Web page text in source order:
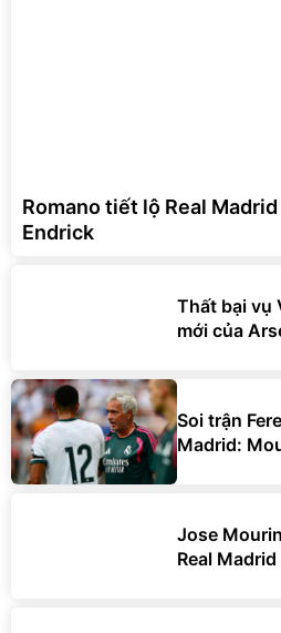
Romano tiết lộ Real
Endrick
Thất bại vụ
mới của
Soi trận
Madrid:
Jose
Real Madrid